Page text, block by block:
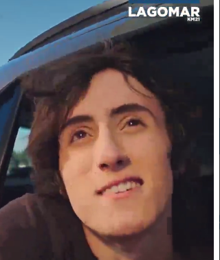
que ha logrado con fuerzas vivas de
mucho apoyo. Hay mucho trabajo
los barrios privados de la zona
con la comunidad”, indicó
Suscribirme